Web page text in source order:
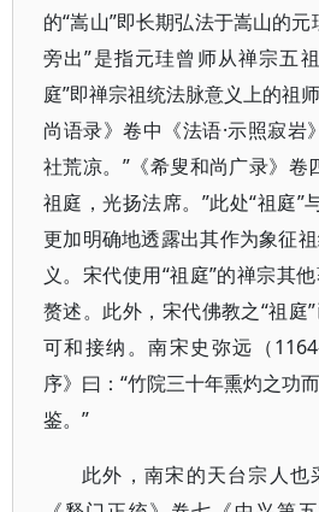
的“嵩山”即长期弘法于嵩山的
旁出”是指元珪曾师从禅宗五
庭”即禅宗祖统法脉意义上的祖
尚语录》卷中《法语·示照寂岩
社荒凉。”《希叟和尚广录》卷
祖庭，光扬法席。”此处“祖庭”
更加明确地透露出其作为象征
义。宋代使用“祖庭”的禅宗其
赘述。此外，宋代佛教之“祖庭
可和接纳。南宋史弥远（
序》曰：“竹院三十年熏灼之功
鉴。”
此外，南宋的天台宗人也